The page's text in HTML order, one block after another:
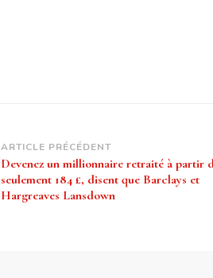
Navigation
d’article
ARTICLE PRÉCÉDENT
Devenez un millionnaire retraité à partir
seulement 184 £, disent que Barclays et
Hargreaves Lansdown